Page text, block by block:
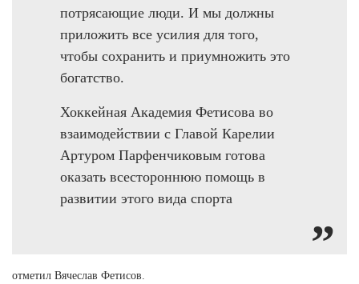
потрясающие люди. И мы должны
приложить все усилия для того,
чтобы сохранить и приумножить это
богатство.
Хоккейная Академия Фетисова во
взаимодействии с Главой Карелии
Артуром Парфенчиковым готова
оказать всестороннюю помощь в
развитии этого вида спорта
отметил Вячеслав Фетисов.